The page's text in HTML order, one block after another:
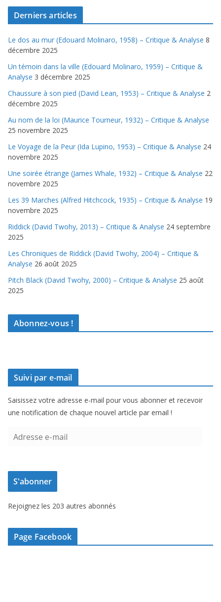
Derniers articles
Le dos au mur (Edouard Molinaro, 1958) – Critique & Analyse 8
décembre 2025
Un témoin dans la ville (Edouard Molinaro, 1959) – Critique &
Analyse 3 décembre 2025
Chaussure à son pied (David Lean, 1953) – Critique & Analyse 2
décembre 2025
Au nom de la loi (Maurice Tourneur, 1932) – Critique & Analyse
25 novembre 2025
Le Voyage de la Peur (Ida Lupino, 1953) – Critique & Analyse 24
novembre 2025
Une soirée étrange (James Whale, 1932) – Critique & Analyse 22
novembre 2025
Les 39 Marches (Alfred Hitchcock, 1935) – Critique & Analyse 19
novembre 2025
Riddick (David Twohy, 2013) – Critique & Analyse 24 septembre
2025
Les Chroniques de Riddick (David Twohy, 2004) – Critique &
Analyse 26 août 2025
Pitch Black (David Twohy, 2000) – Critique & Analyse 25 août
2025
Abonnez-vous !
Suivi par e-mail
Saisissez votre adresse e-mail pour vous abonner et recevoir
une notification de chaque nouvel article par email !
e
s
e
-
m
S'abonner
Rejoignez les 203 autres abonnés
Page Facebook